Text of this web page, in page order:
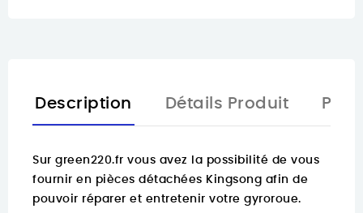
Description Détails Produit
Sur green220.fr vous avez la possibilité de vous
fournir en pièces détachées Kingsong afin de
pouvoir réparer et entretenir votre gyroroue.